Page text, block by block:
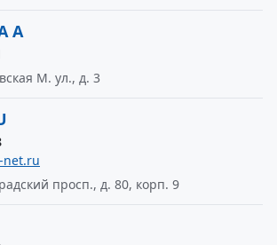
A
М. ул., д. 3
net.ru
просп., д. 80, корп. 9